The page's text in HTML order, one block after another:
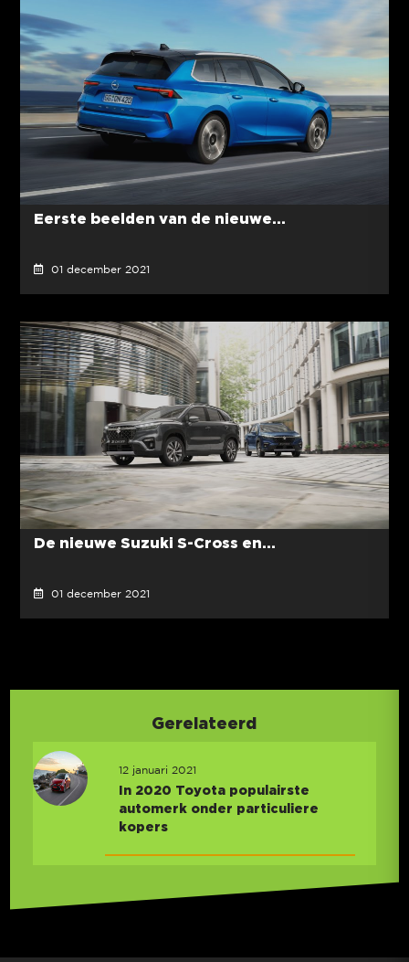
Eerste beelden van de nieuwe...
01 december 2021
De nieuwe Suzuki S-Cross en...
01 december 2021
Gerelateerd
12 januari 2021
In 2020 Toyota populairste
automerk onder particuliere
kopers